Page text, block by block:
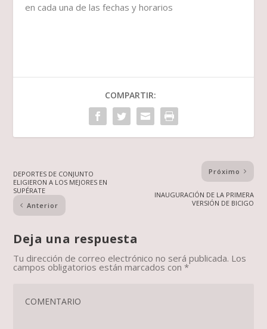
en cada una de las fechas y horarios
COMPARTIR:
DEPORTES DE CONJUNTO
ELIGIERON A LOS MEJORES EN
SUPÉRATE
Anterior
Próximo
INAUGURACIÓN DE LA PRIMERA
VERSIÓN DE BICIGO
Deja una respuesta
Tu dirección de correo electrónico no será publicada. Los
campos obligatorios están marcados con*